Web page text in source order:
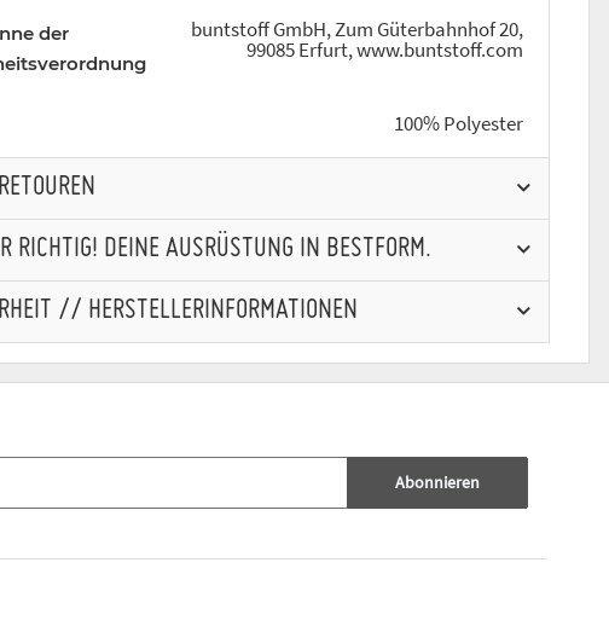
der
buntstoff GmbH, Zum Güterbahnhof 20,
99085 Erfurt, www.buntstoff.com
100% Polyester
RICHTIG! DEINE AUSRÜSTUNG IN BESTFORM.
// HERSTELLERINFORMATIONEN
Abonnieren